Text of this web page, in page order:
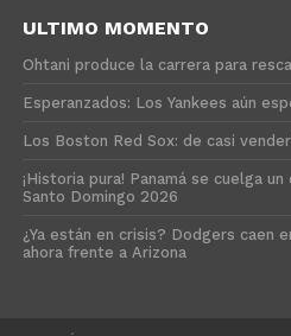
ULTIMO MOMENTO
Ohtani produce la carrera para
Esperanzados: Los Yankees aún
Los Boston Red Sox: de casi
¡Historia pura! Panamá se cuelga
Santo Domingo 2026
¿Ya están en crisis? Dodgers caen
ahora frente a Arizona